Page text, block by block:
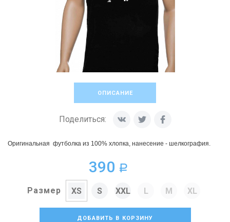
ОПИСАНИЕ
Поделиться:
Оригинальная футболка из 100% хлопка, нанесение - шелкография.
390 a
Размер XS S XXL L M XL
ДОБАВИТЬ В КОРЗИНУ